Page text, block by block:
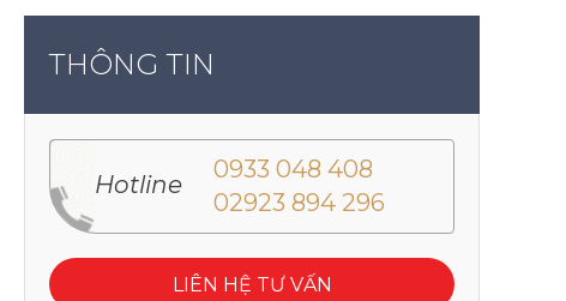
THÔNG TIN
Hotline
0933 048 408
02923 894 296
LIÊN HỆ TƯ VẤN